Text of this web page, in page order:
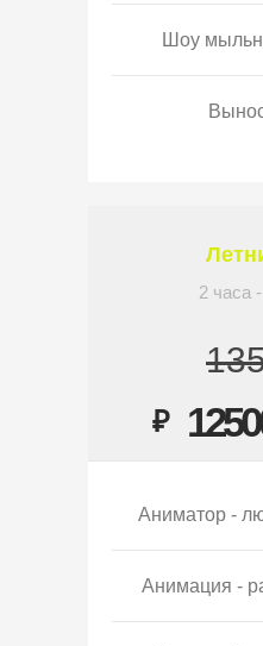
Шоу
2 часа
₽
Аниматор -
Анимация -